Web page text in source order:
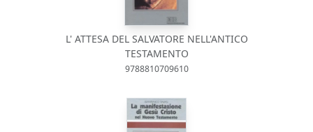
L' ATTESA DEL SALVATORE NELL'ANTICO
TESTAMENTO
9788810709610